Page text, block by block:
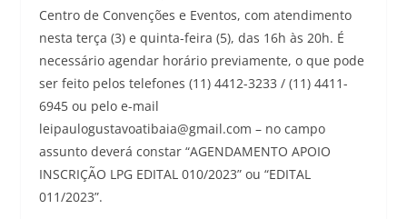
Centro de Convenções e Eventos, com atendimento
nesta terça (3) e quinta-feira (5), das 16h às 20h. É
necessário agendar horário previamente, o que pode
ser feito pelos telefones (11) 4412-3233 / (11) 4411-
6945 ou pelo e-mail
leipaulogustavoatibaia@gmail.com – no campo
assunto deverá constar “AGENDAMENTO APOIO
INSCRIÇÃO LPG EDITAL 010/2023” ou “EDITAL
011/2023”.